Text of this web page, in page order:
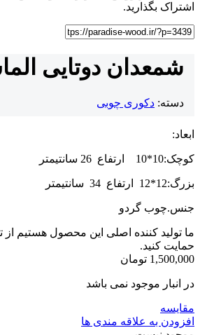
اشتراک بگذارید.
شمعدان دوتایی
دسته: دکوری چوبی
ابعاد:
کوچک:10*10 ارتفاع 26 سانتیمتر
بزرگ:12*12 ارتفاع 34 سانتیمتر
جنس.چوب گردو
ما تولید کننده اصلی این محصول هستیم از
حمایت کنید.
1,500,000 تومان
در انبار موجود نمی باشد
مقایسه
افزودن به علاقه مندی ها